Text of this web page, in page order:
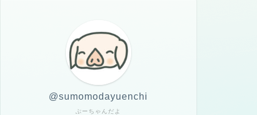
ぷーちゃんだよ
@sumomodayuenchi